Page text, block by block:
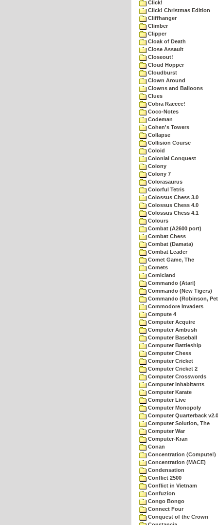
Click!
Click! Christmas Edition
Cliffhanger
Climber
Clipper
Cloak of Death
Close Assault
Closeout!
Cloud Hopper
Cloudburst
Clown Around
Clowns and Balloons
Clues
Cobra Raccce!
Coco-Notes
Codeman
Cohen's Towers
Collapse
Collision Course
Coloid
Colonial Conquest
Colony
Colony 7
Colorasaurus
Colorful Tetris
Colossus Chess 3.0
Colossus Chess 4.0
Colossus Chess 4.1
Colours
Combat (A2600 port)
Combat Chess
Combat (Damata)
Combat Leader
Comet Game, The
Comets
Comicland
Commando (Atari)
Commando (New Tigers)
Commando (Robinson,
Commodore Invaders
Compute 4
Computer Acquire
Computer Ambush
Computer Baseball
Computer Battleship
Computer Chess
Computer Cricket
Computer Cricket 2
Computer Crosswords
Computer Inhabitants
Computer Karate
Computer Live
Computer Monopoly
Computer Quarterback v2.0
Computer Solution, The
Computer War
Computer-Kran
Conan
Concentration (Compute!)
Concentration (MACE)
Condensation
Conflict 2500
Conflict in Vietnam
Confuzion
Congo Bongo
Connect Four
Conquest of the Crown